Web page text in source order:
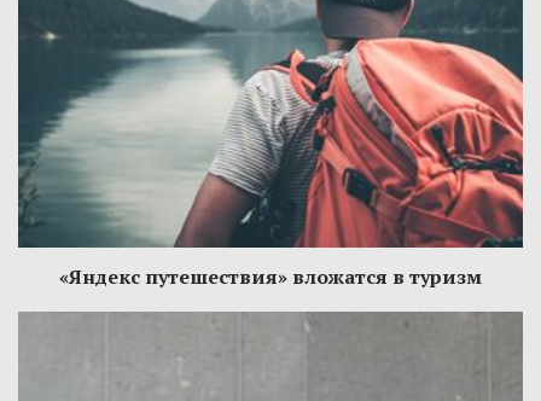
«Яндекс путешествия» вложатся в туризм